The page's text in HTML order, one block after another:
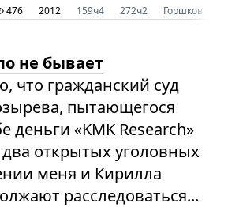
476 2012 159ч4 272ч2 Горшков
не бывает
что гражданский суд
пытающегося
деньги «KMK Research»
открытых уголовных
меня и Кирилла
расследоваться...